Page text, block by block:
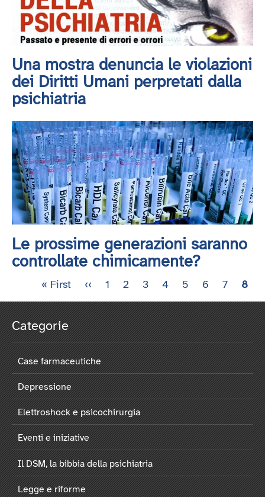
Una mostra denuncia le violazioni
dei Diritti Umani perpretati dalla
psichiatria
Le prossime generazioni saranno
controllate chimicamente?
Prima
pagina
« First
Pagina
precedente
‹‹ Pagina
1 Pagina
2 Pagina
3 Pagina
4 Pagina
5 Pagina
6 Pagina
7 8
Categorie
Case farmaceutiche
Depressione
Elettroshock e psicochirurgia
Eventi e iniziative
Il DSM, la bibbia della psichiatria
Legge e riforme